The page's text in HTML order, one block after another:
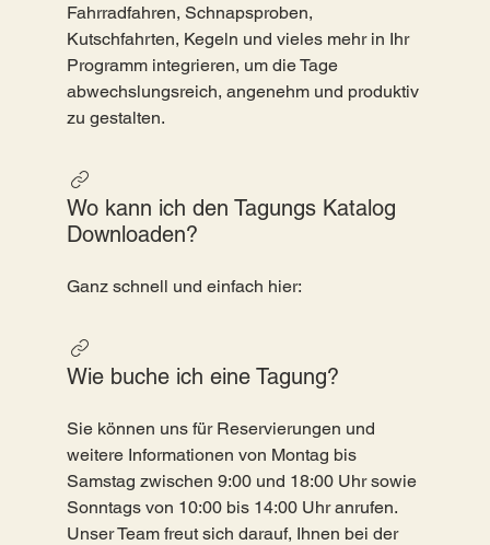
Fahrradfahren, Schnapsproben,
Kutschfahrten, Kegeln und vieles mehr in Ihr
Programm integrieren, um die Tage
abwechslungsreich, angenehm und produktiv
zu gestalten.
Wo kann ich den Tagungs Katalog
Downloaden?
Ganz schnell und einfach hier:
Wie buche ich eine Tagung?
Sie können uns für Reservierungen und
weitere Informationen von Montag bis
Samstag zwischen 9:00 und 18:00 Uhr sowie
Sonntags von 10:00 bis 14:00 Uhr anrufen.
Unser Team freut sich darauf, Ihnen bei der